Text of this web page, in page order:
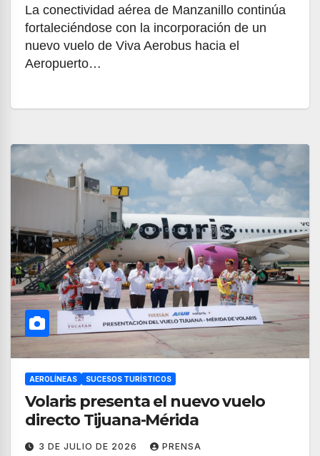
La conectividad aérea de Manzanillo continúa
fortaleciéndose con la incorporación de un
nuevo vuelo de Viva Aerobus hacia el
Aeropuerto…
AEROLÍNEAS SUCESOS TURÍSTICOS
Volaris presenta el nuevo vuelo
directo Tijuana-Mérida
3 DE JULIO DE 2026 PRENSA